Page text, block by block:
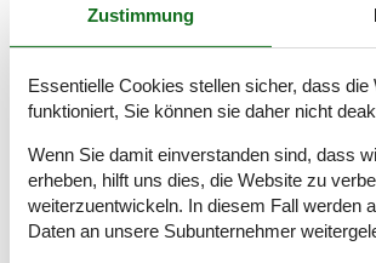
Lesen Sie mehr über die unvergesslichen
Sie erwarten, und über die Vorteile, die Sie
buchen.
Bolilmark liegt in einem schönen Gebiet in der
Wattenmeer als auch Nordsee. Die Anfahrt ist
Landzunge, die die Insel mit dem Festland
Zustimmung
Essentielle Cookies stellen sicher, dass die
funktioniert, Sie können sie daher nicht
Wenn Sie damit einverstanden sind, dass
erheben, hilft uns dies, die Website zu
weiterzuentwickeln. In diesem Fall werden
Daten an unsere Subunternehmer